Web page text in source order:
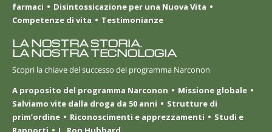
farmaci
Disintossicazione per una Nuova Vita
Competenze di vita
Testimonianze
LA NOSTRA STORIA.
LA NOSTRA TECNOLOGIA
Scopri la chiave del successo del programma Narconon
A proposito del programma Narconon
Missione globale
Salviamo vite dalla droga da 50 anni
Strutture di
prim’ordine
Riconoscimenti e apprezzamenti
Studi e